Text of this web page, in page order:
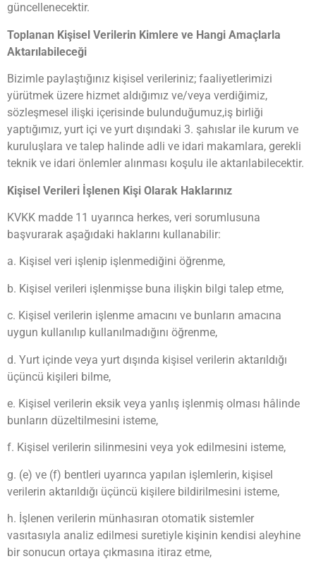
güncellenecektir.
Toplanan Kişisel Verilerin Kimlere ve Hangi Amaçlarla
Aktarılabileceği
Bizimle paylaştığınız kişisel verileriniz; faaliyetlerimizi
yürütmek üzere hizmet aldığımız ve/veya verdiğimiz,
sözleşmesel ilişki içerisinde bulunduğumuz,iş birliği
yaptığımız, yurt içi ve yurt dışındaki 3. şahıslar ile kurum ve
kuruluşlara ve talep halinde adli ve idari makamlara, gerekli
teknik ve idari önlemler alınması koşulu ile aktarılabilecektir.
Kişisel Verileri İşlenen Kişi Olarak Haklarınız
KVKK madde 11 uyarınca herkes, veri sorumlusuna
başvurarak aşağıdaki haklarını kullanabilir:
a. Kişisel veri işlenip işlenmediğini öğrenme,
b. Kişisel verileri işlenmişse buna ilişkin bilgi talep etme,
c. Kişisel verilerin işlenme amacını ve bunların amacına
uygun kullanılıp kullanılmadığını öğrenme,
d. Yurt içinde veya yurt dışında kişisel verilerin aktarıldığı
üçüncü kişileri bilme,
e. Kişisel verilerin eksik veya yanlış işlenmiş olması hâlinde
bunların düzeltilmesini isteme,
f. Kişisel verilerin silinmesini veya yok edilmesini isteme,
g. (e) ve (f) bentleri uyarınca yapılan işlemlerin, kişisel
verilerin aktarıldığı üçüncü kişilere bildirilmesini isteme,
h. İşlenen verilerin münhasıran otomatik sistemler
vasıtasıyla analiz edilmesi suretiyle kişinin kendisi aleyhine
bir sonucun ortaya çıkmasına itiraz etme,